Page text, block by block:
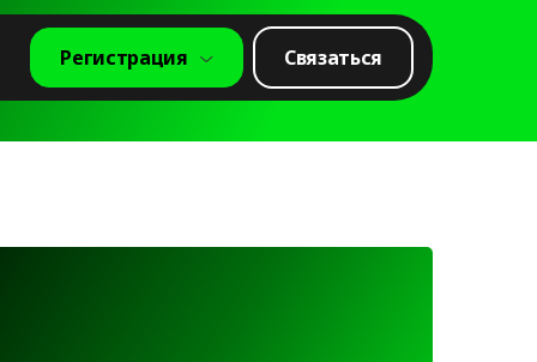
Регистрация Связаться